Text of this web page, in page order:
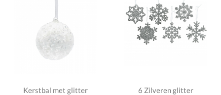
Kerstbal met glitter
6 Zilveren glitter